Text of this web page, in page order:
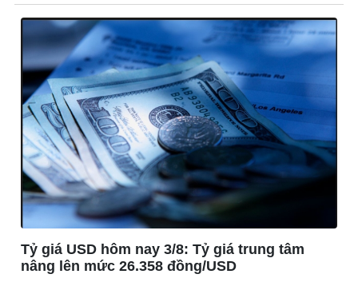
Ô tô - Xe máy
Ô tô
Xe máy
Tư vấn
Doanh nghiệp
Thông tin doanh nghiệp
Doanh nghiệp 24h
Doanh nhân
Vì cộng đồng
Tỷ giá USD hôm nay 3/8: Tỷ giá trung tâm
nâng lên mức 26.358 đồng/USD